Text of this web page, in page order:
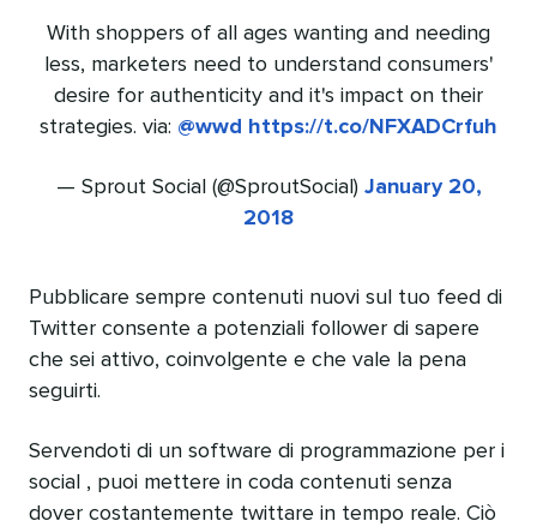
With shoppers of all ages wanting and needing
less, marketers need to understand consumers'
desire for authenticity and it's impact on their
strategies. via: @wwd https://t.co/NFXADCrfuh
— Sprout Social (@SproutSocial) January 20,
2018
Pubblicare sempre contenuti nuovi sul tuo feed di
Twitter consente a potenziali follower di sapere
che sei attivo, coinvolgente e che vale la pena
seguirti.
Servendoti di un software di programmazione per i
social , puoi mettere in coda contenuti senza
dover costantemente twittare in tempo reale. Ciò